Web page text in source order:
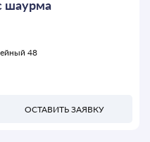
шаурма
48
ОСТАВИТЬ ЗАЯВКУ